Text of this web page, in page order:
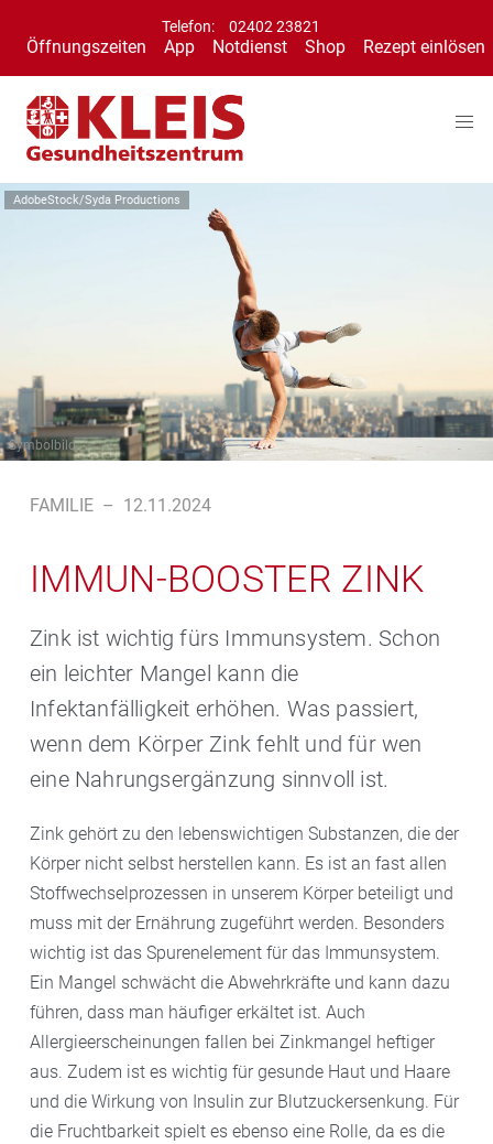
Telefon: 02402 23821
Öffnungszeiten App Notdienst Shop Rezept einlösen
AdobeStock/Syda Productions
Symbolbild
FAMILIE – 12.11.2024
IMMUN-BOOSTER ZINK
Zink ist wichtig fürs Immunsystem. Schon
ein leichter Mangel kann die
Infektanfälligkeit erhöhen. Was passiert,
wenn dem Körper Zink fehlt und für wen
eine Nahrungsergänzung sinnvoll ist.
Zink gehört zu den lebenswichtigen Substanzen, die der
Körper nicht selbst herstellen kann. Es ist an fast allen
Stoffwechselprozessen in unserem Körper beteiligt und
muss mit der Ernährung zugeführt werden. Besonders
wichtig ist das Spurenelement für das Immunsystem.
Ein Mangel schwächt die Abwehrkräfte und kann dazu
führen, dass man häufiger erkältet ist. Auch
Allergieerscheinungen fallen bei Zinkmangel heftiger
aus. Zudem ist es wichtig für gesunde Haut und Haare
und die Wirkung von Insulin zur Blutzuckersenkung. Für
die Fruchtbarkeit spielt es ebenso eine Rolle, da es die